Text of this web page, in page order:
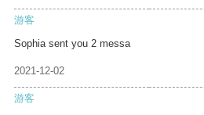
游客
Sophia sent you 2 messa
2021-12-02
游客